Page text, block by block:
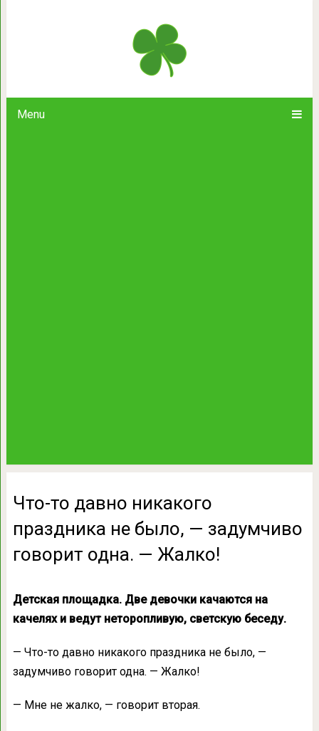
Menu
Что-то давно никакого праздника
Что-то давно никакого
праздника не было, — задумчиво
говорит одна. — Жалко!
Детская площадка. Две девочки качаются на
качелях и ведут неторопливую, светскую беседу.
— Что-то давно никакого праздника не было, —
задумчиво говорит одна. — Жалко!
— Мне не жалко, — говорит вторая.